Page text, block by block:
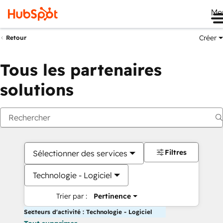
Retour Créer
Tous les partenaires
solutions
Sélectionner des services
Technologie - Logiciel
Trier par : Pertinence
Filtres
Secteurs d'activité : Technologie - Logiciel